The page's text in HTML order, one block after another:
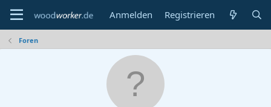
Anmelden Registrieren
Foren